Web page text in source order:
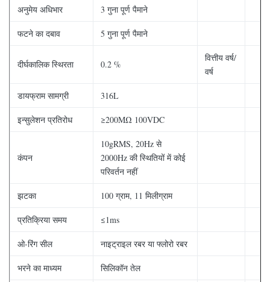
अनुमेय अधिभार 3 गुना पूर्ण पैमाने
फटने का दबाव 5 गुना पूर्ण पैमाने
दीर्घकालिक स्थिरता 0.2 %
वित्तीय वर्ष/
वर्ष
डायफ्राम सामग्री 316L
इन्सुलेशन प्रतिरोध ≥200MΩ 100VDC
कंपन
10gRMS, 20Hz से
2000Hz की स्थितियों में कोई
परिवर्तन नहीं
झटका 100 ग्राम, 11 मिलीग्राम
प्रतिक्रिया समय ≤1ms
ओ-रिंग सील नाइट्राइल रबर या फ्लोरो रबर
भरने का माध्यम सिलिकॉन तेल